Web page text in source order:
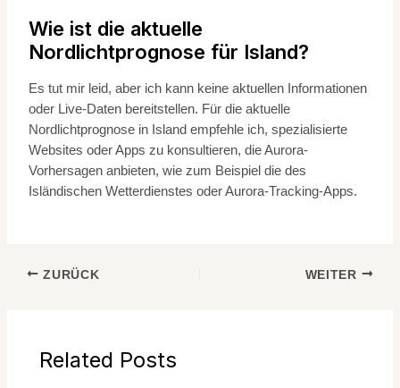
Wie ist die aktuelle
Nordlichtprognose für Island?
Es tut mir leid, aber ich kann keine aktuellen Informationen
oder Live-Daten bereitstellen. Für die aktuelle
Nordlichtprognose in Island empfehle ich, spezialisierte
Websites oder Apps zu konsultieren, die Aurora-
Vorhersagen anbieten, wie zum Beispiel die des
Isländischen Wetterdienstes oder Aurora-Tracking-Apps.
ZURÜCK WEITER
Related Posts